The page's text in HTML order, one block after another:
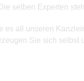
selben Experten
all unseren
Sie sich